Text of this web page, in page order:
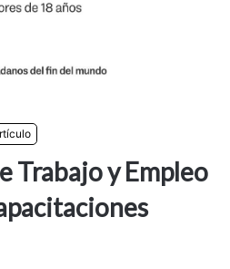
Trabajo y Empleo